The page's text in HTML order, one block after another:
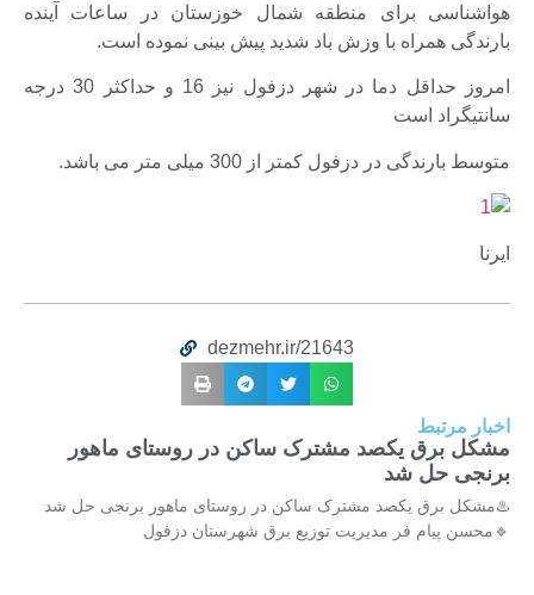
هواشناسی برای منطقه شمال خوزستان در ساعات آینده
بارندگی همراه با وزش باد شدید پیش بینی نموده است.
امروز حداقل دما در شهر دزفول نیز 16 و حداکثر 30 درجه
سانتیگراد است
متوسط بارندگی در دزفول کمتر از 300 میلی متر می باشد.
ایرنا
dezmehr.ir/21643
اخبار مرتبط
مشکل برق یکصد مشترک ساکن در روستای ماهور
برنجی حل شد
♨️مشکل برق یکصد مشترک ساکن در روستای ماهور برنجی حل شد
🔹محسن پیام فر مدیریت توزیع برق شهرستان دزفول